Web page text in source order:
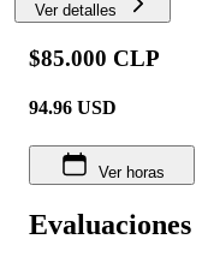
Ver detalles
$85.000 CLP
94.96 USD
Ver horas
Evaluaciones